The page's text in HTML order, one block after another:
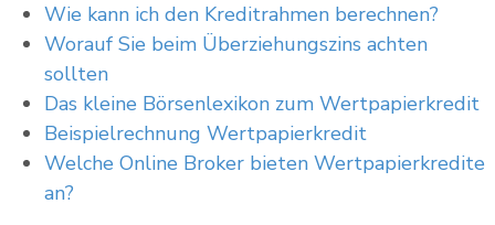
Wie kann ich den Kreditrahmen berechnen?
Worauf Sie beim Überziehungszins achten
sollten
Das kleine Börsenlexikon zum Wertpapierkredit
Beispielrechnung Wertpapierkredit
Welche Online Broker bieten Wertpapierkredite
an?